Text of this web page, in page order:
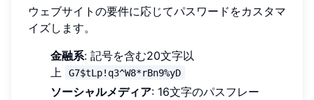
ウェブサイトの要件に応じてパスワードをカスタマ
イズします。
金融系: 記号を含む20文字以
上
G7$tLp!q3^W8*rBn9%yD
ソーシャルメディア: 16文字のパスフレー